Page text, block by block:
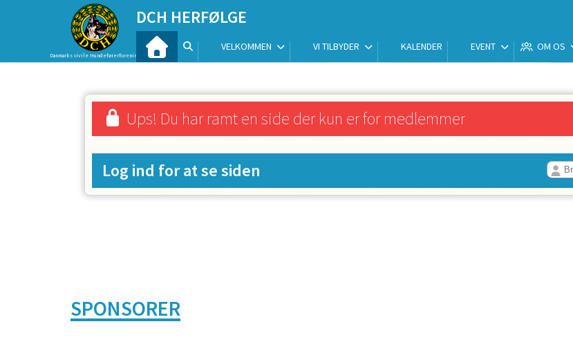
DCH HERFØLGE
Danmarks civile Hundeførerforening
VELKOMMEN VI TILBYDER KALENDER EVENT OM OS
Ups! Du har ramt en side der kun er for medlemmer
Log ind for at se siden
SPONSORER